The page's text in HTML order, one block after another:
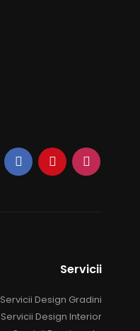
Servicii
Servicii Design Gradini
Servicii Design Interior